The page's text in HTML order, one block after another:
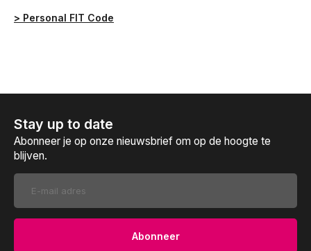
> Personal FIT Code
Stay up to date
Abonneer je op onze nieuwsbrief om op de hoogte te
blijven.
Abonneer